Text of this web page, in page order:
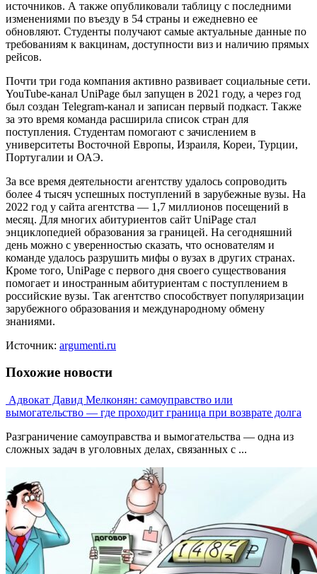
источников. А также опубликовали таблицу с последними
изменениями по въезду в 54 страны и ежедневно ее
обновляют. Студенты получают самые актуальные данные по
требованиям к вакцинам, доступности виз и наличию прямых
рейсов.
Почти три года компания активно развивает социальные сети.
YouTube-канал UniPage был запущен в 2021 году, а через год
был создан Telegram-канал и записан первый подкаст. Также
за это время команда расширила список стран для
поступления. Студентам помогают с зачислением в
университеты Восточной Европы, Израиля, Кореи, Турции,
Португалии и ОАЭ.
За все время деятельности агентству удалось сопроводить
более 4 тысяч успешных поступлений в зарубежные вузы. На
2022 год у сайта агентства — 1,7 миллионов посещений в
месяц. Для многих абитуриентов сайт UniPage стал
энциклопедией образования за границей. На сегодняшний
день можно с уверенностью сказать, что основателям и
команде удалось разрушить мифы о вузах в других странах.
Кроме того, UniPage с первого дня своего существования
помогает и иностранным абитуриентам с поступлением в
российские вузы. Так агентство способствует популяризации
зарубежного образования и международному обмену
знаниями.
Источник: argumenti.ru
Похожие новости
Адвокат Давид Мелконян: самоуправство или
вымогательство — где проходит граница при возврате долга
Разграничение самоуправства и вымогательства — одна из
сложных задач в уголовных делах, связанных с ...